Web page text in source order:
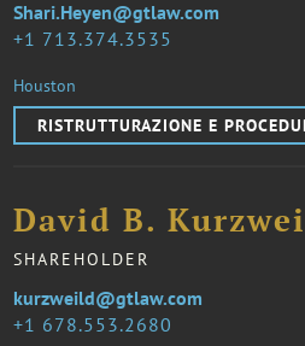
1 713.374.3535
Shari.Heyen@gtlaw.com
Houston
RISTRUTTURAZIONE E
David B.
SHAREHOLDER
1 678.553.2680
kurzweild@gtlaw.com